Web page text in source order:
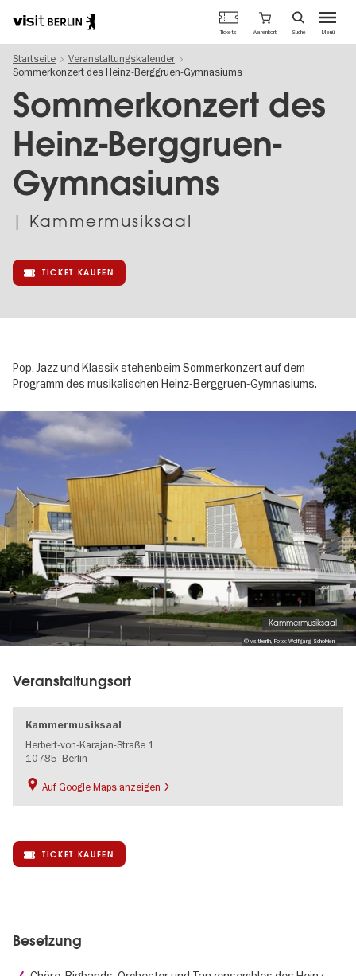
zum
Inhalt
Berlins
offizielles
Tourismusportal
Menü
Tickets Warenkorb Suche
Startseite
Veranstaltungskalender
Sommerkonzert des Heinz-Berggruen-Gymnasiums
Sommerkonzert des
Heinz-Berggruen-
Gymnasiums
| Kammermusiksaal
TICKET KAUFEN
Pop, Jazz und Klassik stehenbeim Sommerkonzert auf dem
Programm des musikalischen Heinz-Berggruen-Gymnasiums.
Image
© visitberlin, Foto: Wolfgang Scholvien
Kammermusiksaal
Veranstaltungsort
Kammermusiksaal
Herbert-von-Karajan-Straße 1
10785 Berlin
Auf Google Maps anzeigen
TICKET KAUFEN
Besetzung